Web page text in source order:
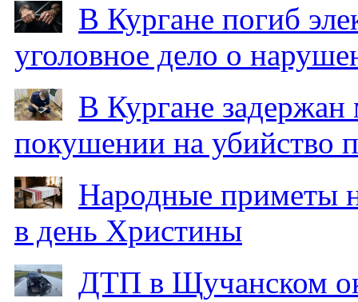
В Кургане погиб
уголовное дело о
В Кургане
покушении на убийство
Народные приметы
в день Христины
ДТП в Щучанском